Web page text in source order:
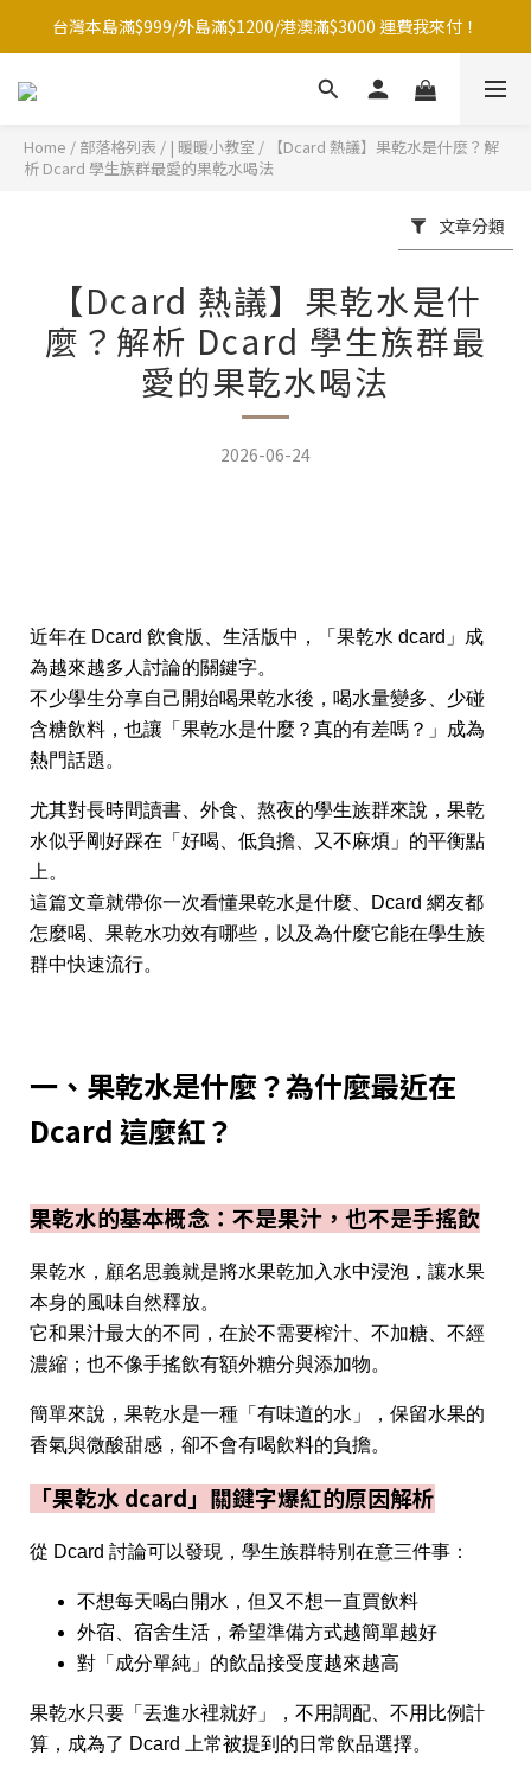
台灣本島滿$999/外島滿$1200/港澳滿$3000 運費我來付！
台灣本島滿$999/外島滿$1200/港澳滿$3000 運費我來付！
點☝️加入LINE官方帳號綁定好友再領取$50購物金
Home / 部落格列表 / | 暖暖小教室 /
【Dcard 熱議】果乾水是什麼？解
析 Dcard 學生族群最愛的果乾水喝法
文章分類
【Dcard 熱議】果乾水是什
麼？解析 Dcard 學生族群最
愛的果乾水喝法
2026-06-24
近年在 Dcard 飲食版、生活版中，「果乾水 dcard」成
為越來越多人討論的關鍵字。
不少學生分享自己開始喝果乾水後，喝水量變多、少碰
含糖飲料，也讓「果乾水是什麼？真的有差嗎？」成為
熱門話題。
尤其對長時間讀書、外食、熬夜的學生族群來說，果乾
水似乎剛好踩在「好喝、低負擔、又不麻煩」的平衡點
上。
這篇文章就帶你一次看懂果乾水是什麼、Dcard 網友都
怎麼喝、果乾水功效有哪些，以及為什麼它能在學生族
群中快速流行。
一、果乾水是什麼？為什麼最近在
Dcard 這麼紅？
果乾水的基本概念：不是果汁，也不是手搖飲
果乾水，顧名思義就是將水果乾加入水中浸泡，讓水果
本身的風味自然釋放。
它和果汁最大的不同，在於不需要榨汁、不加糖、不經
濃縮；也不像手搖飲有額外糖分與添加物。
簡單來說，果乾水是一種「有味道的水」，保留水果的
香氣與微酸甜感，卻不會有喝飲料的負擔。
「果乾水 dcard」關鍵字爆紅的原因解析
從 Dcard 討論可以發現，學生族群特別在意三件事：
不想每天喝白開水，但又不想一直買飲料
外宿、宿舍生活，希望準備方式越簡單越好
對「成分單純」的飲品接受度越來越高
果乾水只要「丟進水裡就好」，不用調配、不用比例計
算，成為了 Dcard 上常被提到的日常飲品選擇。